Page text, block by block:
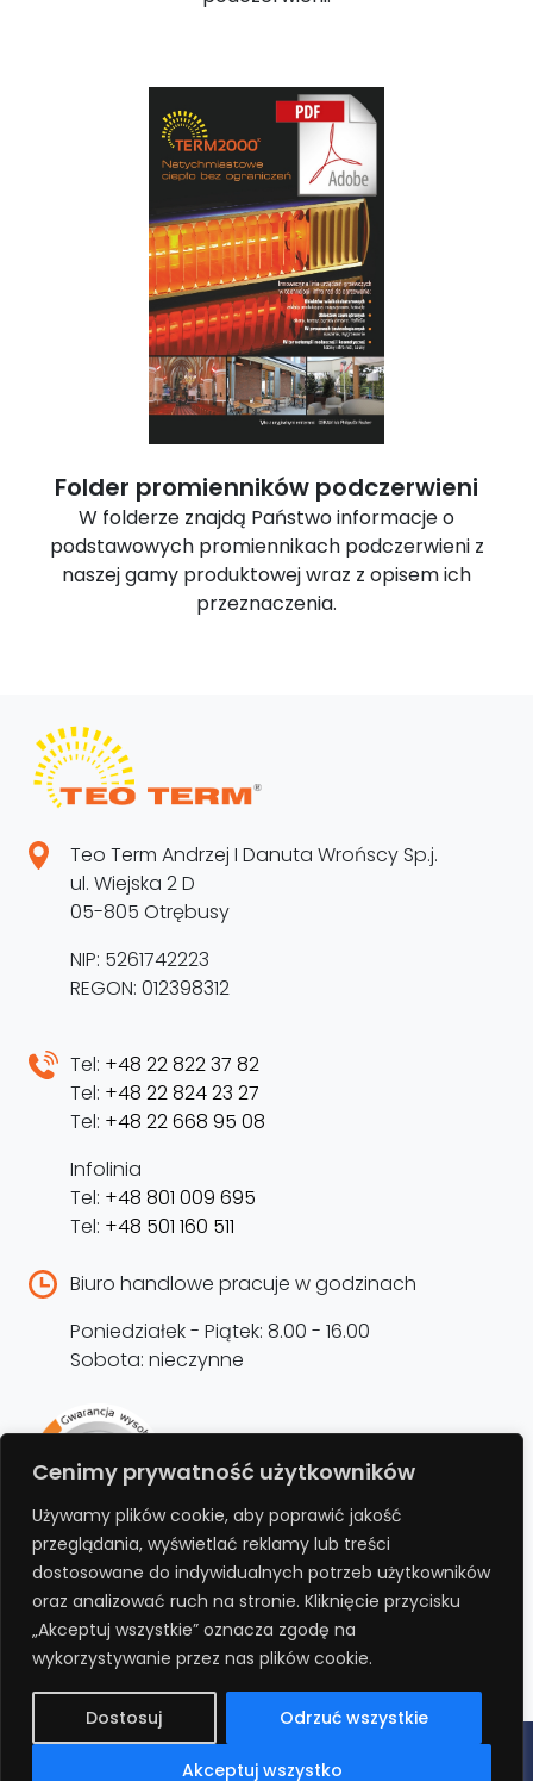
Cenimy prywatność użytkowników
Używamy plików cookie, aby poprawić jakość
przeglądania, wyświetlać reklamy lub treści
dostosowane do indywidualnych potrzeb użytkowników
oraz analizować ruch na stronie. Kliknięcie przycisku
„Akceptuj wszystkie” oznacza zgodę na
wykorzystywanie przez nas plików cookie.
Dostosuj Odrzuć wszystkie
Akceptuj wszystko
Folder promienników podczerwieni
W folderze znajdą Państwo informacje o
podstawowych promiennikach podczerwieni z
naszej gamy produktowej wraz z opisem ich
przeznaczenia.
Teo Term Andrzej I Danuta Wrońscy Sp.j.
ul. Wiejska 2 D
05-805 Otrębusy
NIP: 5261742223
REGON: 012398312
Tel: +48 22 822 37 82
Tel: +48 22 824 23 27
Tel: +48 22 668 95 08
Infolinia
Tel: +48 801 009 695
Tel: +48 501 160 511
Biuro handlowe pracuje w godzinach
Poniedziałek - Piątek: 8.00 - 16.00
Sobota: nieczynne
przedłużenie gwarancji
Bezpłatnie przedłuż gwarancję o kolejne 12
miesięcy rejestrując produkt na stronie.
REJESTRUJ
Polityka prywatności Regulamin RODO